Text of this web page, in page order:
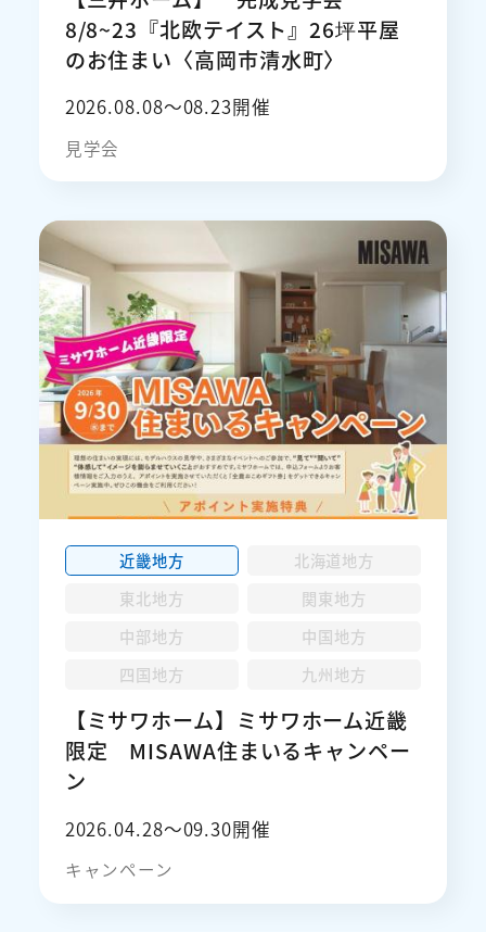
8/8~23『北欧テイスト』26坪平屋
のお住まい〈高岡市清水町〉
2026.08.08〜08.23開催
見学会
近畿地方
北海道地方
東北地方
関東地方
中部地方
中国地方
四国地方
九州地方
【ミサワホーム】ミサワホーム近畿
限定 MISAWA住まいるキャンペー
ン
2026.04.28〜09.30開催
キャンペーン